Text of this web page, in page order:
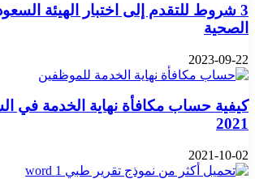
3 شروط للتقدم إلى اختبار الهيئة
الصحية
2023-09-22
كيفية حساب مكافأة نهاية الخدمة في
2021
2021-10-02